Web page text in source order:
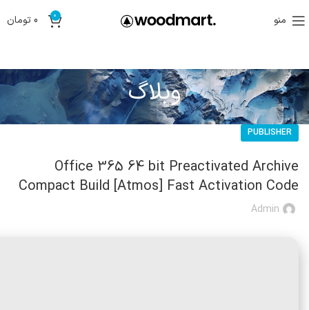
منو 0
0تومان
وبلاگ
PUBLISHER
Office 365 64 bit Preactivated Archive
Compact Build [Atmos] Fast Activation Code
Admin